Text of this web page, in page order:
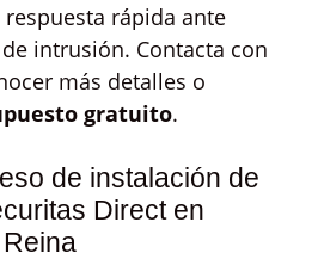
rápida ante
intrusión. Contacta con
más detalles o
gratuito.
de instalación de
Direct en